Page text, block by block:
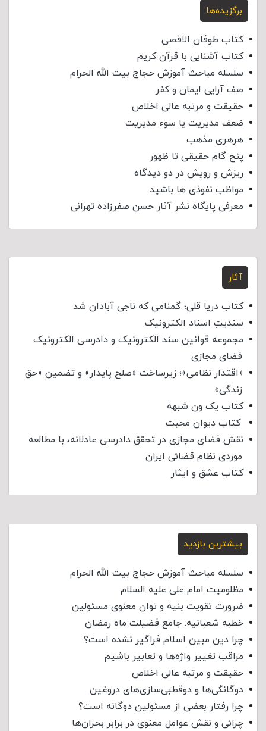
برگزیده‌ها
کتاب طوفان الاقصی
کتاب آشنایی با قرآن کریم
سلسله مباحث آموزش حجاج بیت الله الحرام
صف آرایی ایمان و کفر
حقیقت و مرتبه عالی اخلاص
ضعف مدیریت یا سوء مدیریت
هرهری مذهب
پنج گام حقیقی تا ظهور
ریزش و رویش در دو دیدگاه
مواظب نفوذی‌ ها باشید
معرفی پایگاه نشر آثار حسن صفرزاده تهرانی
آثار
کتاب دریا قلی؛ گمنامی که ناجی آبادان شد
سندیتِ اسناد الکترونیک
مجموعه قوانین سند الکترونیک و دادرسی الکترونیک
فضای مجازی
«اقتدار نظامی»؛ زیرساخت «صلح پایدار» و تضمین «حق
زندگی»
کتاب یک ون شبهه
کتاب دیوان محبت
نقش فضای مجازی در تحقق دادرسی عادلانه، با مطالعه
موردی نظام قضائی ایران
کتاب عشق و ایثار
بیشترین بازدید
سلسله مباحث آموزش حجاج بیت الله الحرام
مظلومیت امام علی علیه السلام
ضرورت تقویت بنیه و توان معنوی مسئولین
خطبه شعبانیه: جامع فضیلت ماه رمضان
چرا دین مبین اسلام فراگیر نشده است؟
مراقب تغییر واژه‌ها و تعابیر باشیم
حقیقت و مرتبه عالی اخلاص
دوگانگی‌ها و دوقطبی‌سازی‌های دروغین
چرا رفتار بعضی از مسئولین دوگانه است؟
چرائی و نقش عوامل معنوی در برابر بحران‌ها